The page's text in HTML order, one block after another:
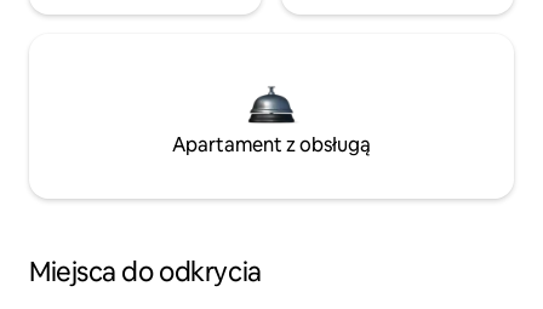
Apartament z obsługą
Miejsca do odkrycia